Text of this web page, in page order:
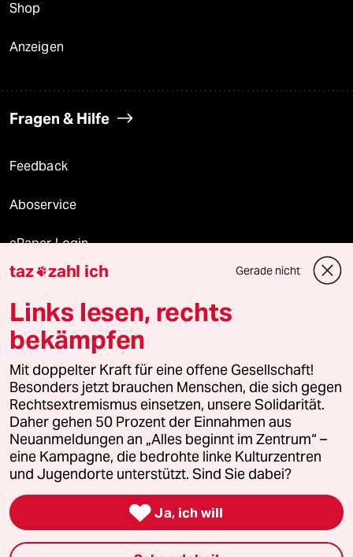
Shop
Anzeigen
Fragen & Hilfe
Feedback
Aboservice
ePaper Login
Downloads für Abonnierende
© 2026 taz Verlags und Vertriebs GmbH
Alle Rechte vorbehalten. Bei rechtlichen Fragen oder für Genehmigungen
wenden Sie sich bitte an
lizenzen@taz.de
Feedback Redaktionsstatut Kommune-Richtlinien
Leitlinie Informant Datenschutz Impressum AGB
Seitenwende Einwilligungen widerrufen (Ads)
taz zahl ich Gerade nicht
Links lesen, rechts
bekämpfen
Mit doppelter Kraft für eine offene Gesellschaft!
Besonders jetzt brauchen Menschen, die sich gegen
Rechtsextremismus einsetzen, unsere Solidarität.
Daher gehen 50 Prozent der Einnahmen aus
Neuanmeldungen an „Alles beginnt im Zentrum“ –
eine Kampagne, die bedrohte linke Kulturzentren
und Jugendorte unterstützt. Sind Sie dabei?
 Ja, ich will